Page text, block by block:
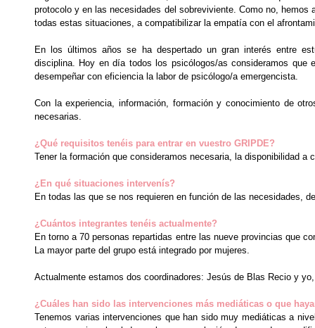
protocolo y en las necesidades del sobreviviente. Como no, hemos
todas estas situaciones, a compatibilizar la empatía con el
En los últimos años se ha despertado un gran interés entre
disciplina. Hoy en día todos los psicólogos/as consideramos que
desempeñar con eficiencia la labor de psicólogo/a emergencista.
Con la experiencia, información, formación y conocimiento de
necesarias.
¿Qué requisitos tenéis para entrar en vuestro GRIPDE?
Tener la formación que consideramos necesaria, la disponibilidad
¿En qué situaciones intervenís?
En todas las que se nos requieren en función de las necesidades,
¿Cuántos integrantes tenéis actualmente?
En torno a 70 personas repartidas entre las nueve provincias que
La mayor parte del grupo está integrado por mujeres.
Actualmente estamos dos coordinadores: Jesús de Blas Recio y
¿Cuáles han sido las intervenciones más mediáticas o que
Tenemos varias intervenciones que han sido muy mediáticas a